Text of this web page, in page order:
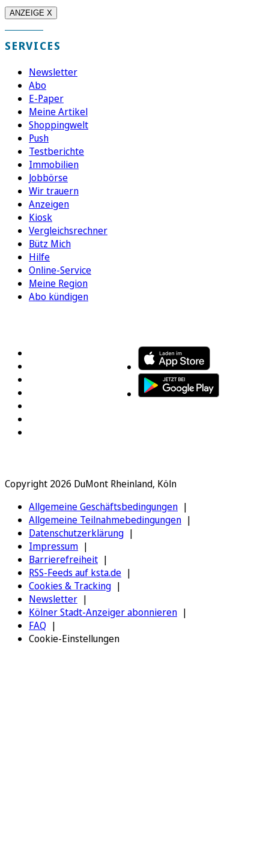
ANZEIGE X
SERVICES
Newsletter
Abo
E-Paper
Meine Artikel
Shoppingwelt
Push
Testberichte
Immobilien
Jobbörse
Wir trauern
Anzeigen
Kiosk
Vergleichsrechner
Bütz Mich
Hilfe
Online-Service
Meine Region
Abo kündigen
Copyright 2026 DuMont Rheinland, Köln
Allgemeine Geschäftsbedingungen
Allgemeine Teilnahmebedingungen
Datenschutzerklärung
Impressum
Barrierefreiheit
RSS-Feeds auf ksta.de
Cookies & Tracking
Newsletter
Kölner Stadt-Anzeiger abonnieren
FAQ
Cookie-Einstellungen